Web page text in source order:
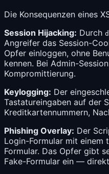
Die Konsequenzen eines
Session Hijacking: Durch
Angreifer das Session-
Opfer einloggen, ohne
kennen. Bei Admin-
Kompromittierung.
Keylogging: Der
Tastatureingaben auf der
Kreditkartennummern,
Phishing Overlay: Der
Login-Formular mit einem
Formular. Das Opfer gibt
Fake-Formular ein —